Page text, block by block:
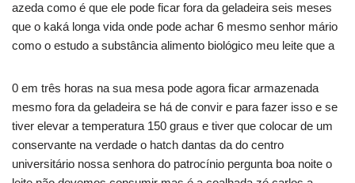
azeda como é que ele pode ficar fora da geladeira seis meses
que o kaká longa vida onde pode achar 6 mesmo senhor mário
como o estudo a substância alimento biológico meu leite que a
0 em três horas na sua mesa pode agora ficar armazenada
mesmo fora da geladeira se há de convir e para fazer isso e se
tiver elevar a temperatura 150 graus e tiver que colocar de um
conservante na verdade o hatch dantas da do centro
universitário nossa senhora do patrocínio pergunta boa noite o